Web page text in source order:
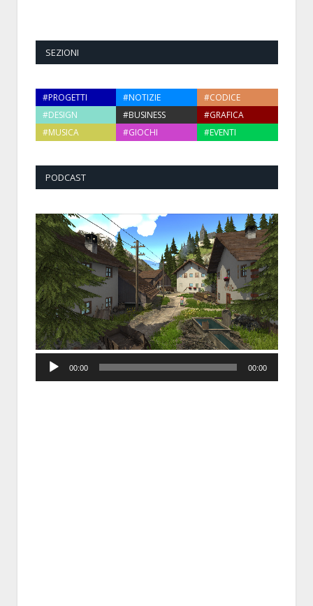
SEZIONI
#PROGETTI #NOTIZIE
#CODICE
#DESIGN
#BUSINESS
#GRAFICA
#MUSICA
#GIOCHI #EVENTI
PODCAST
Player
00:00 00:00